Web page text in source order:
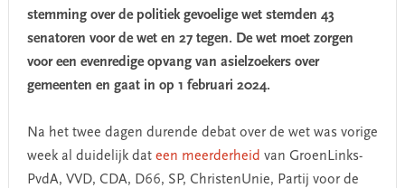
stemming over de politiek gevoelige wet stemden 43
senatoren voor de wet en 27 tegen. De wet moet zorgen
voor een evenredige opvang van asielzoekers over
gemeenten en gaat in op 1 februari 2024.
Na het twee dagen durende debat over de wet was vorige
week al duidelijk dat een meerderheid van GroenLinks-
PvdA, VVD, CDA, D66, SP, ChristenUnie, Partij voor de